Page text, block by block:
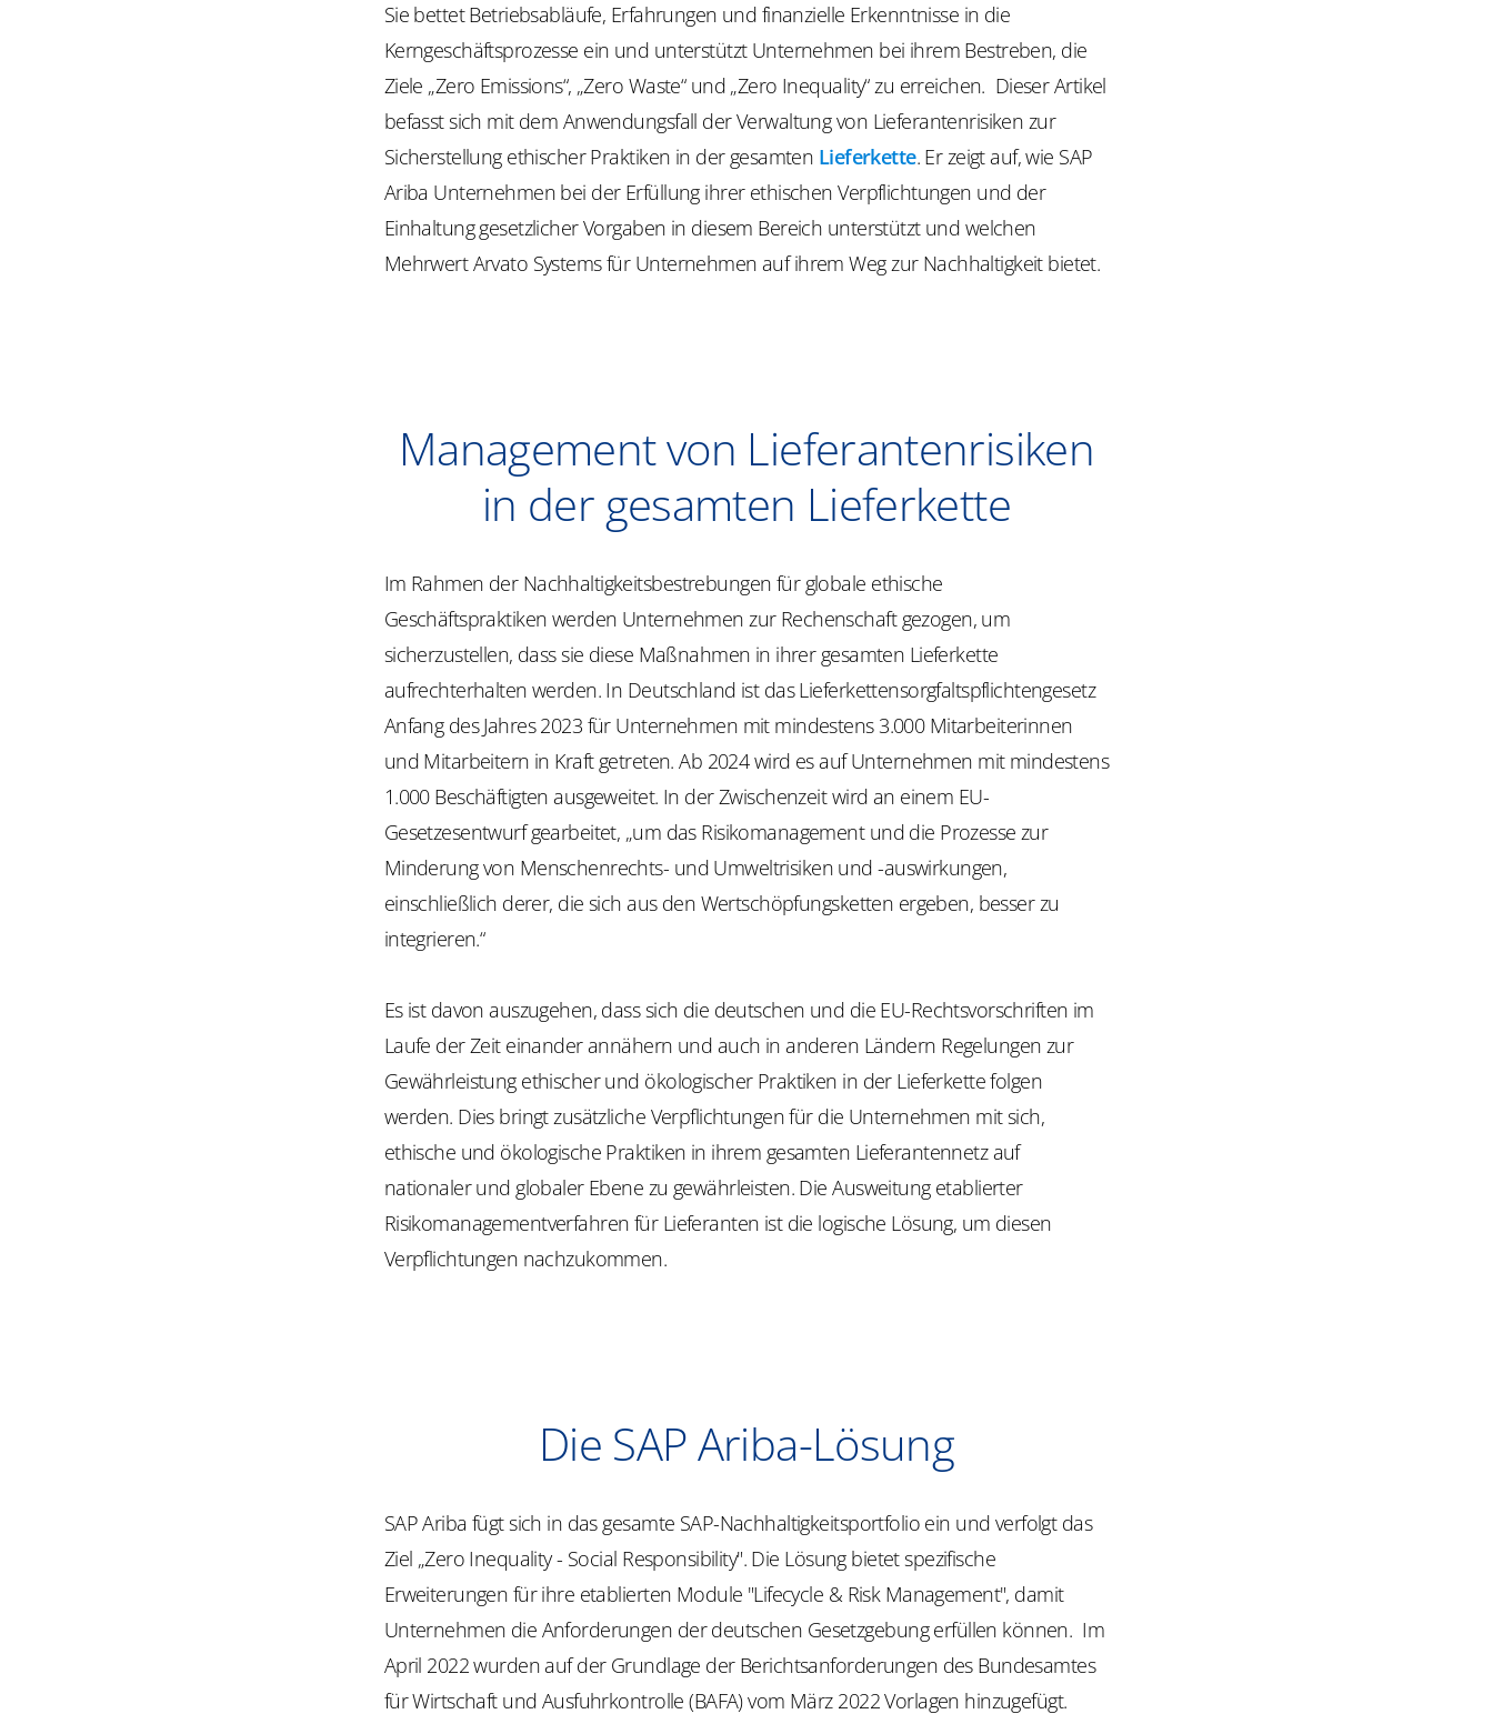
Sie bettet Betriebsabläufe, Erfahrungen und finanzielle Erkenntnisse in die
Kerngeschäftsprozesse ein und unterstützt Unternehmen bei ihrem Bestreben, die
Ziele „Zero Emissions“, „Zero Waste“ und „Zero Inequality“ zu erreichen. Dieser Artikel
befasst sich mit dem Anwendungsfall der Verwaltung von Lieferantenrisiken zur
Sicherstellung ethischer Praktiken in der gesamten Lieferkette. Er zeigt auf, wie SAP
Ariba Unternehmen bei der Erfüllung ihrer ethischen Verpflichtungen und der
Einhaltung gesetzlicher Vorgaben in diesem Bereich unterstützt und welchen
Mehrwert Arvato Systems für Unternehmen auf ihrem Weg zur Nachhaltigkeit bietet.
Management von Lieferantenrisiken
in der gesamten Lieferkette
Im Rahmen der Nachhaltigkeitsbestrebungen für globale ethische
Geschäftspraktiken werden Unternehmen zur Rechenschaft gezogen, um
sicherzustellen, dass sie diese Maßnahmen in ihrer gesamten Lieferkette
aufrechterhalten werden. In Deutschland ist das Lieferkettensorgfaltspflichtengesetz
Anfang des Jahres 2023 für Unternehmen mit mindestens 3.000 Mitarbeiterinnen
und Mitarbeitern in Kraft getreten. Ab 2024 wird es auf Unternehmen mit mindestens
1.000 Beschäftigten ausgeweitet. In der Zwischenzeit wird an einem EU-
Gesetzesentwurf gearbeitet, „um das Risikomanagement und die Prozesse zur
Minderung von Menschenrechts- und Umweltrisiken und -auswirkungen,
einschließlich derer, die sich aus den Wertschöpfungsketten ergeben, besser zu
integrieren.“
Es ist davon auszugehen, dass sich die deutschen und die EU-Rechtsvorschriften im
Laufe der Zeit einander annähern und auch in anderen Ländern Regelungen zur
Gewährleistung ethischer und ökologischer Praktiken in der Lieferkette folgen
werden. Dies bringt zusätzliche Verpflichtungen für die Unternehmen mit sich,
ethische und ökologische Praktiken in ihrem gesamten Lieferantennetz auf
nationaler und globaler Ebene zu gewährleisten. Die Ausweitung etablierter
Risikomanagementverfahren für Lieferanten ist die logische Lösung, um diesen
Verpflichtungen nachzukommen.
Die SAP Ariba-Lösung
SAP Ariba fügt sich in das gesamte SAP-Nachhaltigkeitsportfolio ein und verfolgt das
Ziel „Zero Inequality - Social Responsibility". Die Lösung bietet spezifische
Erweiterungen für ihre etablierten Module "Lifecycle & Risk Management", damit
Unternehmen die Anforderungen der deutschen Gesetzgebung erfüllen können. Im
April 2022 wurden auf der Grundlage der Berichtsanforderungen des Bundesamtes
für Wirtschaft und Ausfuhrkontrolle (BAFA) vom März 2022 Vorlagen hinzugefügt.